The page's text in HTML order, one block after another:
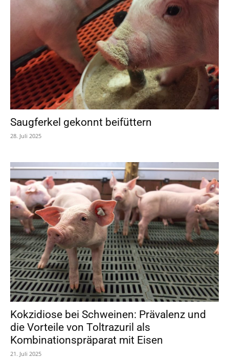
Saugferkel gekonnt beifüttern
28. Juli 2025
Kokzidiose bei Schweinen: Prävalenz und
die Vorteile von Toltrazuril als
Kombinationspräparat mit Eisen
21. Juli 2025